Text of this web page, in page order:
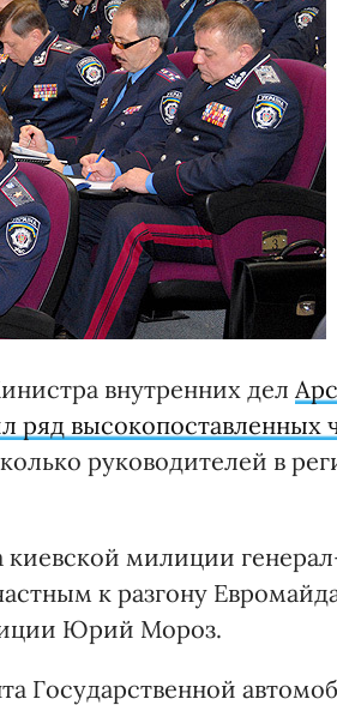
внутренних дел
ряд высокопоставленных
руководителей в
киевской милиции
к разгону
Юрий Мороз.
Государственной